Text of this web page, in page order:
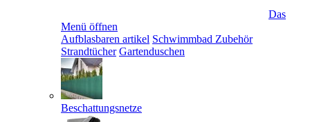
Das
Menü öffnen
Aufblasbaren artikel Schwimmbad Zubehör
Strandtücher Gartenduschen
Beschattungsnetze